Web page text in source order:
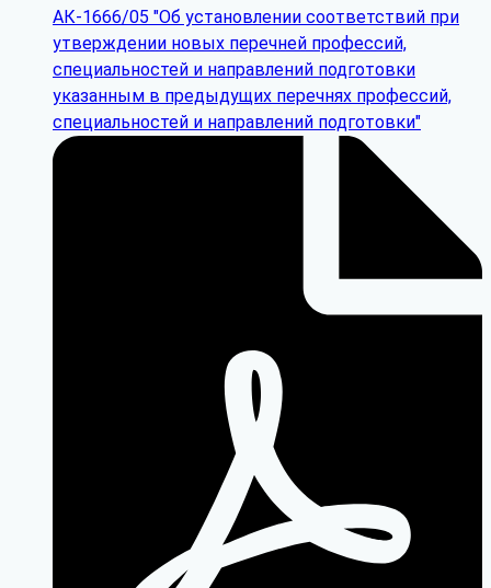
АК-1666/05 "Об установлении соответствий при
утверждении новых перечней профессий,
специальностей и направлений подготовки
указанным в предыдущих перечнях профессий,
специальностей и направлений подготовки"